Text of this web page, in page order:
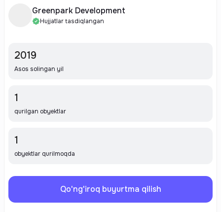
Greenpark Development
Hujjatlar tasdiqlangan
2019
Asos solingan yil
1
qurilgan obyektlar
1
obyektlar qurilmoqda
Qo'ng'iroq buyurtma qilish